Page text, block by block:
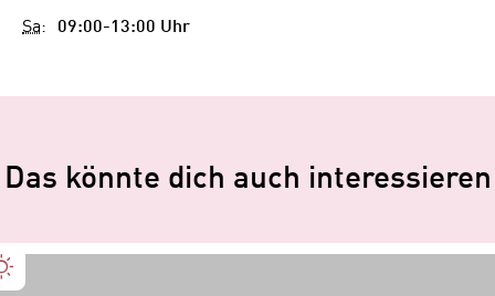
Sa: 09:00-13:00 Uhr
Das könnte dich auch interessieren